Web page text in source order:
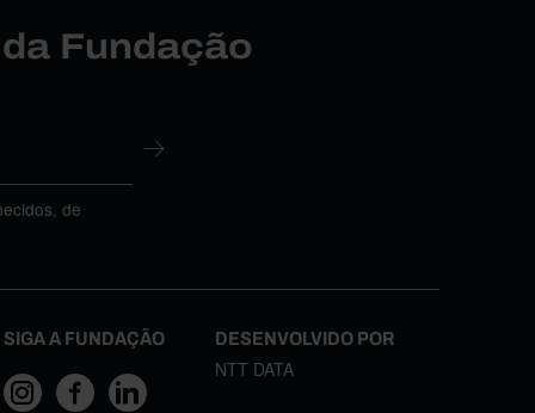
Fundação
de
SIGA A FUNDAÇÃO DESENVOLVIDO POR
NTT DATA